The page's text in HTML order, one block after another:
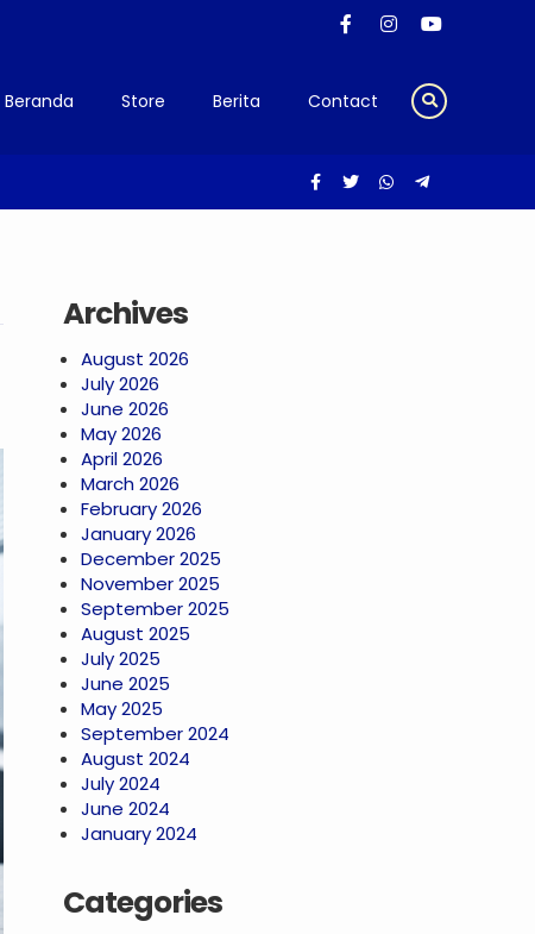
Beranda Store Berita Contact
Archives
August 2026
July 2026
June 2026
May 2026
April 2026
March 2026
February 2026
January 2026
December 2025
November 2025
September 2025
August 2025
July 2025
June 2025
May 2025
September 2024
August 2024
July 2024
June 2024
January 2024
Categories